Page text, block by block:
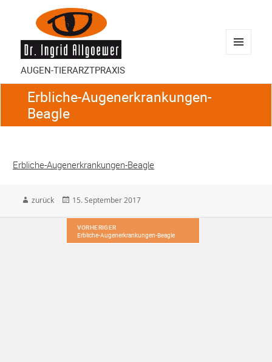
AUGEN-TIERARZTPRAXIS
Erbliche-Augenerkrankungen-
Beagle
Erbliche-Augenerkrankungen-Beagle
back
zurück
Veröffentlicht
15. September 2017
VORHERIGER
Vorheriger
Erbliche-Augenerkrankungen-Beagle